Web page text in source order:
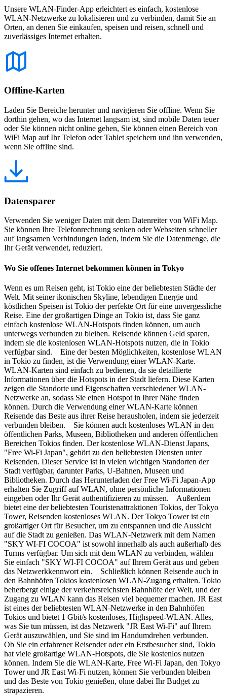
Unsere WLAN-Finder-App erleichtert es einfach, kostenlose
WLAN-Netzwerke zu lokalisieren und zu verbinden, damit Sie an
Orten, an denen Sie einkaufen, speisen und reisen, schnell und
zuverlässiges Internet erhalten.
Offline-Karten
Laden Sie Bereiche herunter und navigieren Sie offline. Wenn Sie
dorthin gehen, wo das Internet langsam ist, sind mobile Daten teuer
oder Sie können nicht online gehen, Sie können einen Bereich von
WiFi Map auf Ihr Telefon oder Tablet speichern und ihn verwenden,
wenn Sie offline sind.
Datensparer
Verwenden Sie weniger Daten mit dem Datenreiter von WiFi Map.
Sie können Ihre Telefonrechnung senken oder Webseiten schneller
auf langsamen Verbindungen laden, indem Sie die Datenmenge, die
Ihr Gerät verwendet, reduziert.
Wo Sie offenes Internet bekommen können in Tokyo
Wenn es um Reisen geht, ist Tokio eine der beliebtesten Städte der
Welt. Mit seiner ikonischen Skyline, lebendigen Energie und
köstlichen Speisen ist Tokio der perfekte Ort für eine unvergessliche
Reise. Eine der großartigen Dinge an Tokio ist, dass Sie ganz
einfach kostenlose WLAN-Hotspots finden können, um auch
unterwegs verbunden zu bleiben. Reisende können Geld sparen,
indem sie die kostenlosen WLAN-Hotspots nutzen, die in Tokio
verfügbar sind. Eine der besten Möglichkeiten, kostenlose WLAN
in Tokio zu finden, ist die Verwendung einer WLAN-Karte.
WLAN-Karten sind einfach zu bedienen, da sie detaillierte
Informationen über die Hotspots in der Stadt liefern. Diese Karten
zeigen die Standorte und Eigenschaften verschiedener WLAN-
Netzwerke an, sodass Sie einen Hotspot in Ihrer Nähe finden
können. Durch die Verwendung einer WLAN-Karte können
Reisende das Beste aus ihrer Reise herausholen, indem sie jederzeit
verbunden bleiben. Sie können auch kostenloses WLAN in den
öffentlichen Parks, Museen, Bibliotheken und anderen öffentlichen
Bereichen Tokios finden. Der kostenlose WLAN-Dienst Japans,
"Free Wi-Fi Japan", gehört zu den beliebtesten Diensten unter
Reisenden. Dieser Service ist in vielen wichtigen Standorten der
Stadt verfügbar, darunter Parks, U-Bahnen, Museen und
Bibliotheken. Durch das Herunterladen der Free Wi-Fi Japan-App
erhalten Sie Zugriff auf WLAN, ohne persönliche Informationen
eingeben oder Ihr Gerät authentifizieren zu müssen. Außerdem
bietet eine der beliebtesten Touristenattraktionen Tokios, der Tokyo
Tower, Reisenden kostenloses WLAN. Der Tokyo Tower ist ein
großartiger Ort für Besucher, um zu entspannen und die Aussicht
auf die Stadt zu genießen. Das WLAN-Netzwerk mit dem Namen
"SKY WI-FI COCOA" ist sowohl innerhalb als auch außerhalb des
Turms verfügbar. Um sich mit dem WLAN zu verbinden, wählen
Sie einfach "SKY WI-FI COCOA" auf Ihrem Gerät aus und geben
das Netzwerkkennwort ein. Schließlich können Reisende auch in
den Bahnhöfen Tokios kostenlosen WLAN-Zugang erhalten. Tokio
beherbergt einige der verkehrsreichsten Bahnhöfe der Welt, und der
Zugang zu WLAN kann das Reisen viel bequemer machen. JR East
ist eines der beliebtesten WLAN-Netzwerke in den Bahnhöfen
Tokios und bietet 1 Gbit/s kostenloses, Highspeed-WLAN. Alles,
was Sie tun müssen, ist das Netzwerk "JR East Wi-Fi" auf Ihrem
Gerät auszuwählen, und Sie sind im Handumdrehen verbunden.
Ob Sie ein erfahrener Reisender oder ein Erstbesucher sind, Tokio
hat viele großartige WLAN-Hotspots, die Sie kostenlos nutzen
können. Indem Sie die WLAN-Karte, Free Wi-Fi Japan, den Tokyo
Tower und JR East Wi-Fi nutzen, können Sie verbunden bleiben
und das Beste von Tokio genießen, ohne dabei Ihr Budget zu
strapazieren.